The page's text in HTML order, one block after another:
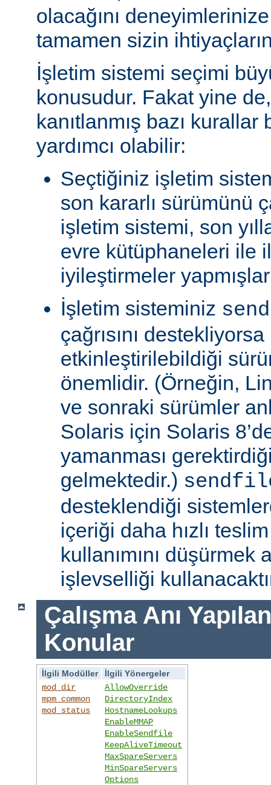
olacağını
tamamen sizin
İşletim sistemi seçimi
konusudur. Fakat yine de,
kanıtlanmış bazı
yardımcı olabilir:
Seçtiğiniz işletim
son kararlı sürümünü
işletim sistemi, son
evre kütüphaneleri ile
iyileştirmeler
İşletim sisteminiz
çağrısını
etkinleştirilebildiği
önemlidir. (Örneğin,
ve sonraki sürümler
Solaris için Solaris
yamanması
gelmektedir.)
desteklendiği
içeriği daha hızlı
kullanımını düşürmek
işlevselliği
Çalışma Anı
Konular
İlgili Modüller
İlgili Yönergeler
mod_dir
mpm_common
mod_status
AllowOverride
DirectoryIndex
HostnameLookups
EnableMMAP
EnableSendfile
KeepAliveTimeout
MaxSpareServers
MinSpareServers
Options